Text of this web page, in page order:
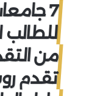
7
للطالب
من
تقدم